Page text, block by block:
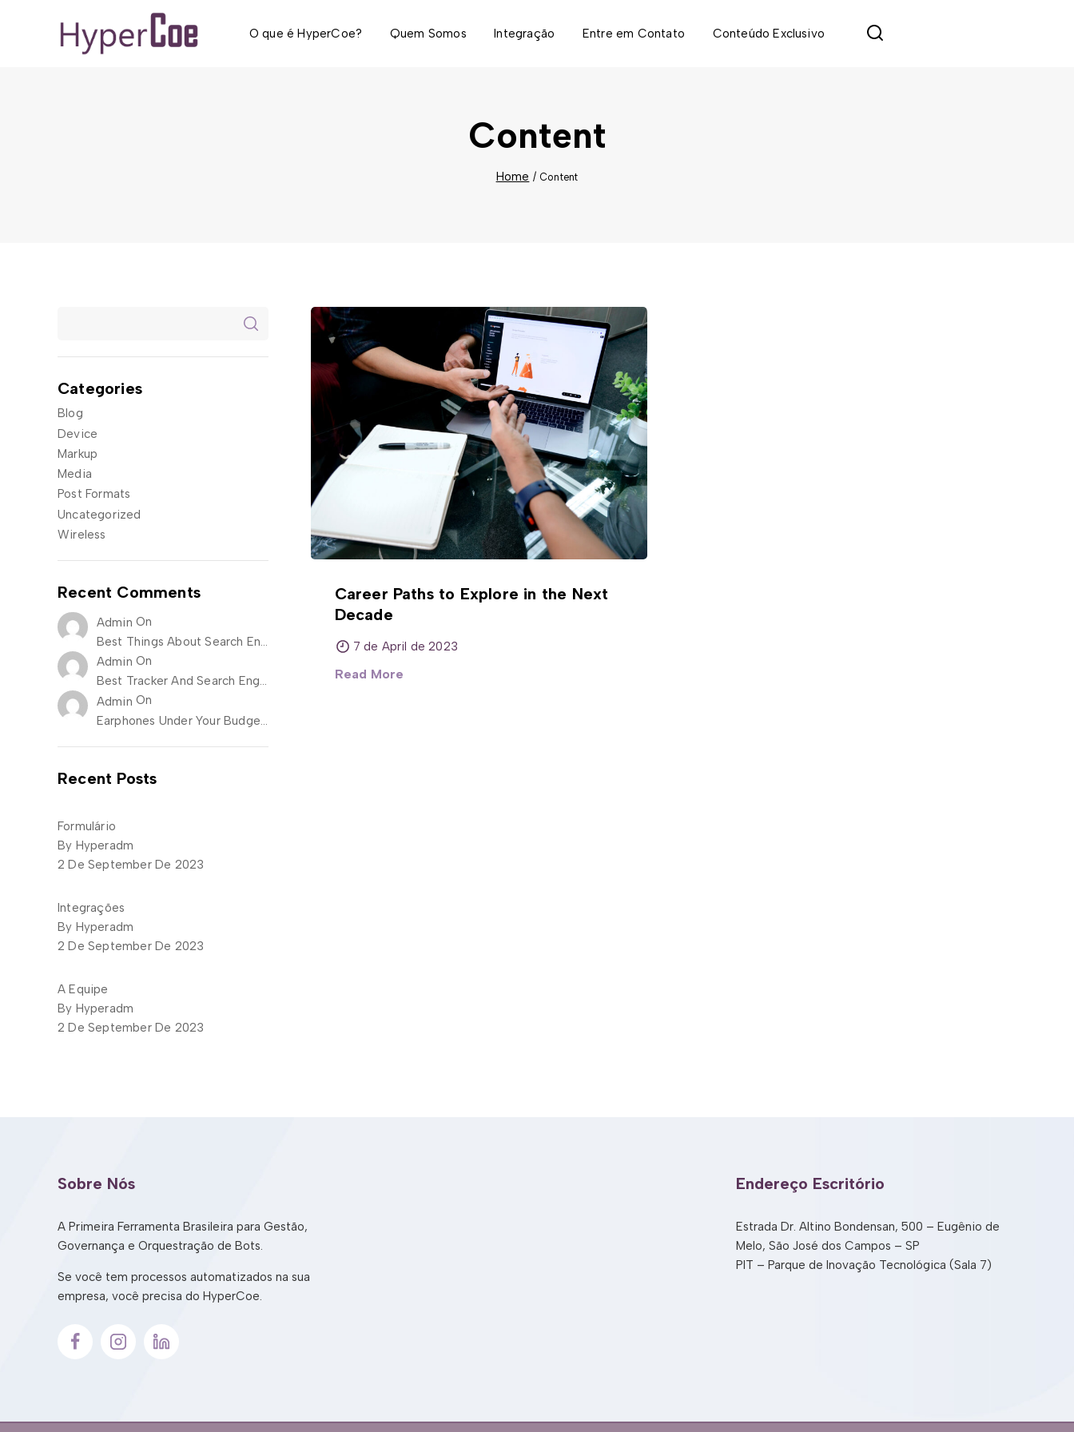
O que é HyperCoe? Quem Somos Integração Entre em Contato Conteúdo Exclusivo
Content
Home / Content
Career Paths to Explore in the Next
Decade
7 de April de 2023
Read More
Categories
Blog
Device
Markup
Media
Post Formats
Uncategorized
Wireless
Recent Comments
Admin On
Best Things About Search Engine Optimization
Admin On
Best Tracker And Search Engine Optimization One
Admin On
Recent Posts
Formulário
By Hyperadm
2 De September De 2023
Integrações
By Hyperadm
2 De September De 2023
A Equipe
By Hyperadm
2 De September De 2023
Sobre Nós
A Primeira Ferramenta Brasileira para Gestão,
Governança e Orquestração de Bots.
Se você tem processos automatizados na sua
empresa, você precisa do HyperCoe.
Endereço Escritório
Estrada Dr. Altino Bondensan, 500 – Eugênio de
Melo, São José dos Campos – SP
PIT – Parque de Inovação Tecnológica (Sala 7)